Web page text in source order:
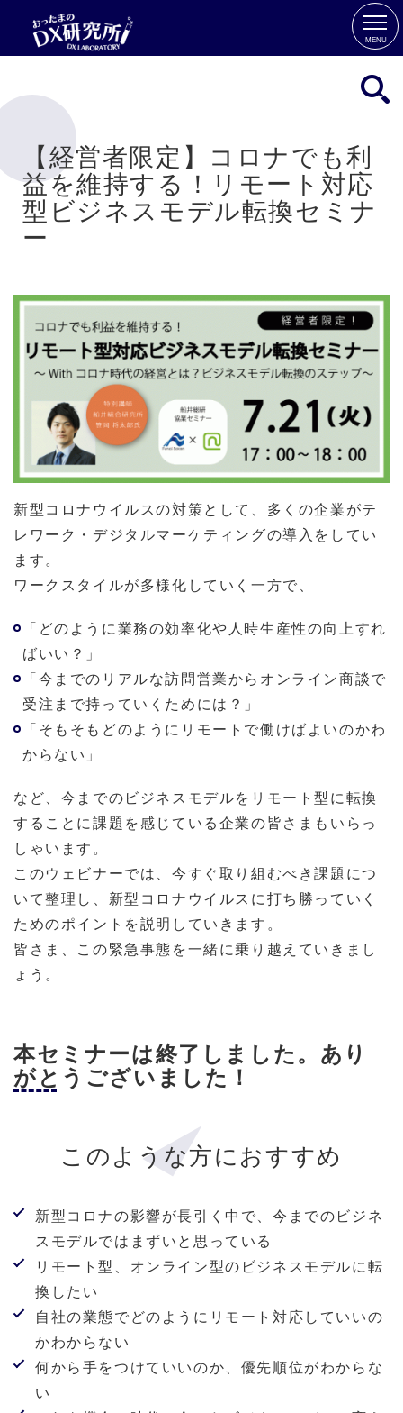
MENU
【経営者限定】コロナでも利
益を維持する！リモート対応
型ビジネスモデル転換セミナ
ー
新型コロナウイルスの対策として、多くの企業がテ
レワーク・デジタルマーケティングの導入をしてい
ます。
ワークスタイルが多様化していく一方で、
「どのように業務の効率化や人時生産性の向上すれ
ばいい？」
「今までのリアルな訪問営業からオンライン商談で
受注まで持っていくためには？」
「そもそもどのようにリモートで働けばよいのかわ
からない」
など、今までのビジネスモデルをリモート型に転換
することに課題を感じている企業の皆さまもいらっ
しゃいます。
このウェビナーでは、今すぐ取り組むべき課題につ
いて整理し、新型コロナウイルスに打ち勝っていく
ためのポイントを説明していきます。
皆さま、この緊急事態を一緒に乗り越えていきまし
ょう。
本セミナーは終了しました。あり
がとうございました！
このような方におすすめ
新型コロナの影響が長引く中で、今までのビジネ
スモデルではまずいと思っている
リモート型、オンライン型のビジネスモデルに転
換したい
自社の業態でどのようにリモート対応していいの
かわからない
何から手をつけていいのか、優先順位がわからな
い